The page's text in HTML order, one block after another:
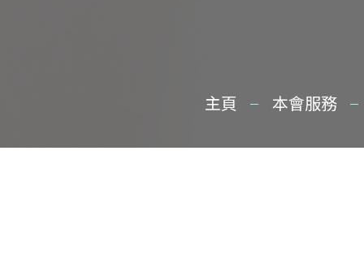
主頁 本會服務